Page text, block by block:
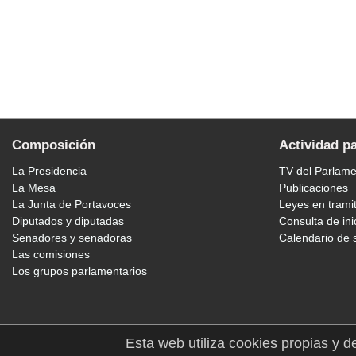
Composición
La Presidencia
La Mesa
La Junta de Portavoces
Diputados y diputadas
Senadores y senadoras
Las comisiones
Los grupos parlamentarios
Actividad
TV del
Publicaciones
Leyes en
Consulta de
Calendario de
Esta web utiliza cookies propias y